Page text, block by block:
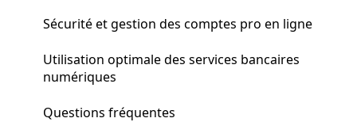
Sécurité et gestion des comptes pro en ligne
Utilisation optimale des services bancaires
numériques
Questions fréquentes